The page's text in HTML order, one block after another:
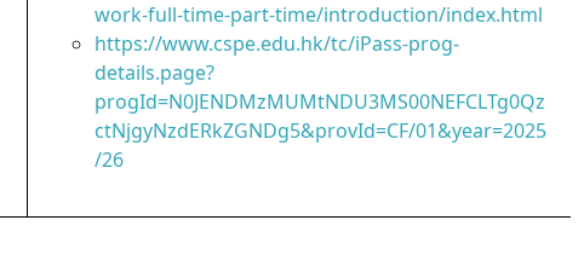
work-full-time-part-time/introduction/index.html
https://www.cspe.edu.hk/tc/iPass-prog-
details.page?
progId=N0JENDMzMUMtNDU3MS00NEFCLTg0Qz
ctNjgyNzdERkZGNDg5&provId=CF/01&year=2025
/26